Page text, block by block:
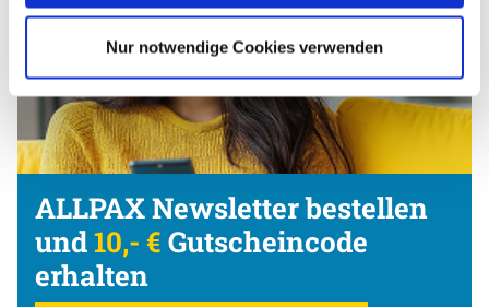
Nur notwendige Cookies verwenden
ALLPAX Newsletter bestellen
und10,- € Gutscheincode
erhalten